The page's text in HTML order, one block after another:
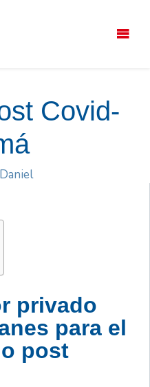
Covid-
Daniel
privado
para el
post